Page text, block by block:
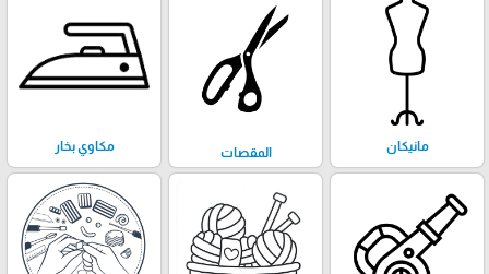
مانيكان المقصات مكاوي بخار